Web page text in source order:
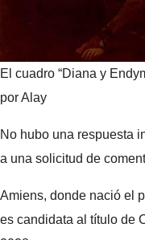
El cuadro “Diana y
por Alay
No hubo una respuesta
a una solicitud de
Amiens, donde nació el
es candidata al título de